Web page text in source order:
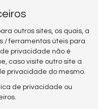
outros sites, os quais, a
/ ferramentas úteis para
privacidade não é
caso visite outro site a
privacidade do mesmo.
de privacidade ou